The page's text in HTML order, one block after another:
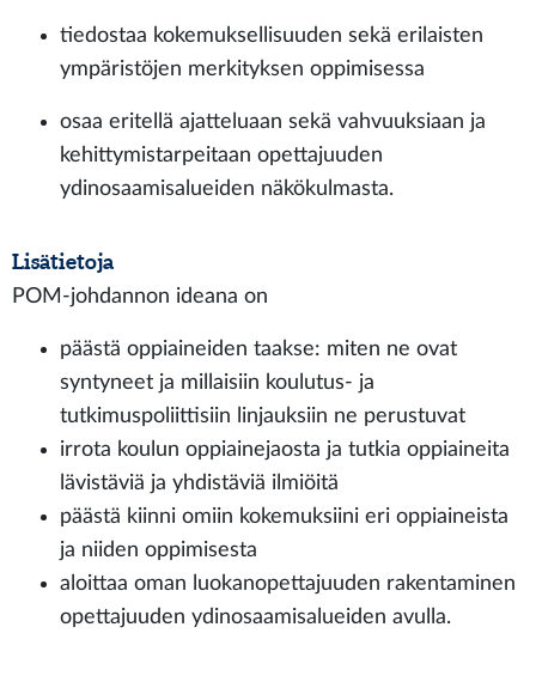
tiedostaa kokemuksellisuuden sekä erilaisten
ympäristöjen merkityksen oppimisessa​
osaa eritellä ajatteluaan sekä vahvuuksiaan ja
kehittymistarpeitaan opettajuuden
ydinosaamisalueiden näkökulmasta.
Lisätietoja
POM-johdannon ideana on
päästä oppiaineiden taakse: miten ne ovat
syntyneet ja millaisiin koulutus- ja
tutkimuspoliittisiin linjauksiin ne perustuvat
irrota koulun oppiainejaosta ja tutkia oppiaineita
lävistäviä ja yhdistäviä ilmiöitä
päästä kiinni omiin kokemuksiini eri oppiaineista
ja niiden oppimisesta
aloittaa oman luokanopettajuuden rakentaminen
opettajuuden ydinosaamisalueiden avulla.